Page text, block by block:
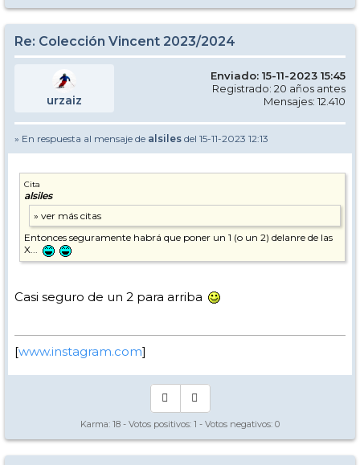
Re: Colección Vincent 2023/2024
urzaiz
Enviado: 15-11-2023 15:45
Registrado: 20 años antes
Mensajes: 12.410
» En respuesta al mensaje de alsiles del 15-11-2023 12:13
Cita
alsiles
Entonces seguramente habrá que poner un 1 (o un 2) delanre de las
X...
Casi seguro de un 2 para arriba
[www.instagram.com]
Karma: 18 - Votos positivos: 1 - Votos negativos: 0